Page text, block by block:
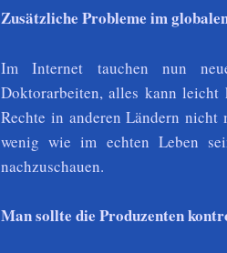
Zusätzliche Probleme im
Im Internet tauchen nun
Doktorarbeiten, alles kann leicht
Rechte in anderen Ländern
wenig wie im echten Leben
nachzuschauen.
Man sollte die Produzenten